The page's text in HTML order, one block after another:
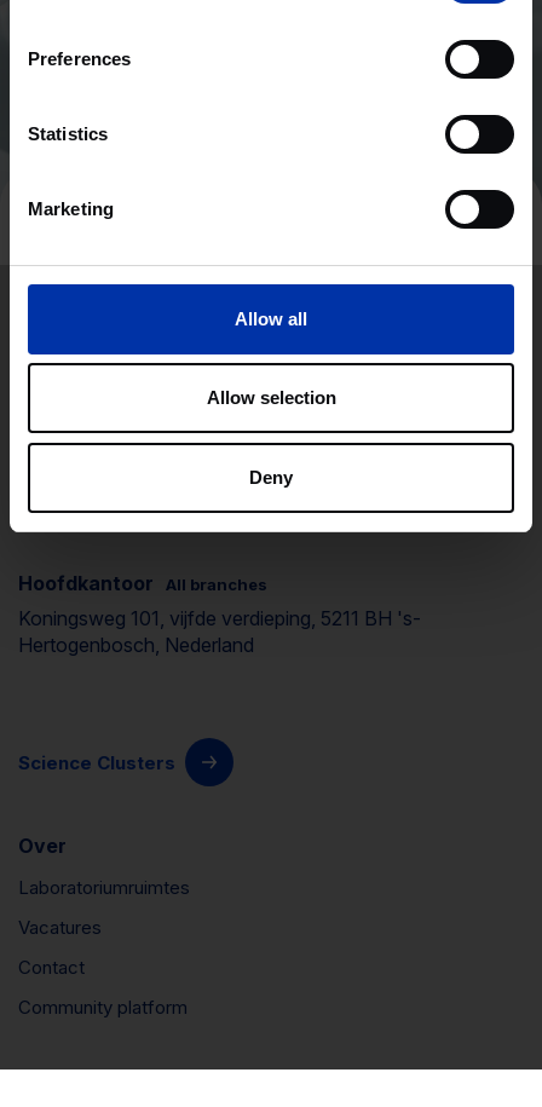
Preferences
Statistics
Marketing
Allow all
Allow selection
Deny
Hoofdkantoor All branches
Koningsweg 101, vijfde verdieping, 5211 BH 's-
Hertogenbosch, Nederland
Science Clusters
Over
Laboratoriumruimtes
Vacatures
Contact
Community platform